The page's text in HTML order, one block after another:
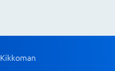
Kikkoman